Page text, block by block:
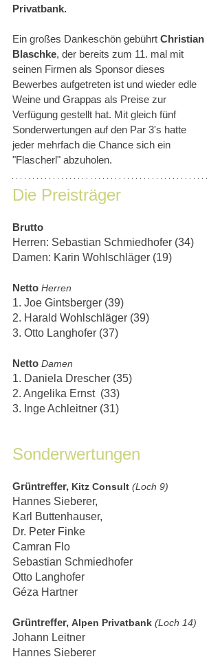
Privatbank.
Ein großes Dankeschön gebührt Christian
Blaschke, der bereits zum 11. mal mit
seinen Firmen als Sponsor dieses
Bewerbes aufgetreten ist und wieder edle
Weine und Grappas als Preise zur
Verfügung gestellt hat. Mit gleich fünf
Sonderwertungen auf den Par 3's hatte
jeder mehrfach die Chance sich ein
"Flascherl" abzuholen.
Die Preisträger
Brutto
Herren: Sebastian Schmiedhofer (34)
Damen: Karin Wohlschläger (19)
Netto Herren
1. Joe Gintsberger (39)
2. Harald Wohlschläger (39)
3. Otto Langhofer (37)
Netto Damen
1. Daniela Drescher (35)
2. Angelika Ernst  (33)
3. Inge Achleitner (31)
Sonderwertungen
Grüntreffer, Kitz Consult (Loch 9)
Hannes Sieberer,
Karl Buttenhauser,
Dr. Peter Finke
Camran Flo
Sebastian Schmiedhofer
Otto Langhofer
Géza Hartner
Grüntreffer, Alpen Privatbank (Loch 14)
Johann Leitner
Hannes Sieberer